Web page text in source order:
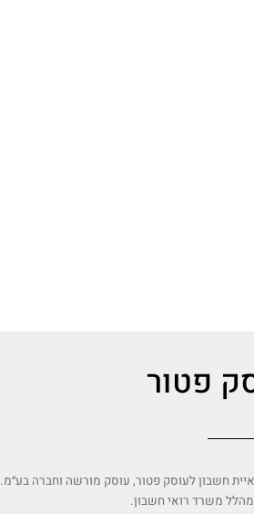
פטור
חשבון לעוסק פטור, עוסק מורשה וחברה בע״מ.
משרד רואי חשבון.